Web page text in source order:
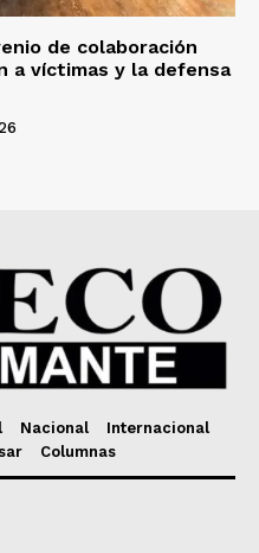
de colaboración
a víctimas y la defensa
Nacional
Internacional
Columnas